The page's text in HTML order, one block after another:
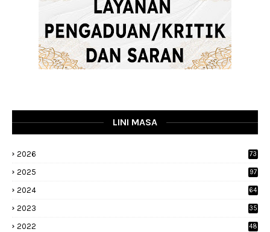
LINI MASA
2026 73
2025 97
2024 64
2023
35
2022
48